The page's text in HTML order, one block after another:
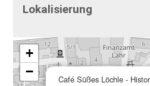
Lokalisierung
Café Süßes Löchle -
+
−